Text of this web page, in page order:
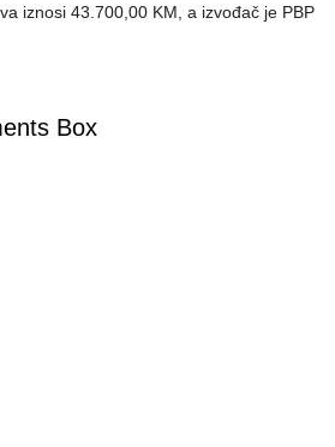
iznosi 43.700,00 KM, a izvođač je PBP
Box